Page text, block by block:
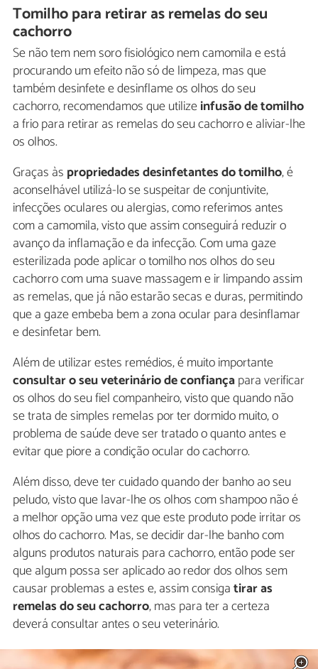
Tomilho para retirar as remelas do seu
cachorro
Se não tem nem soro fisiológico nem camomila e está
procurando um efeito não só de limpeza, mas que
também desinfete e desinflame os olhos do seu
cachorro, recomendamos que utilizeinfusão de tomilho
a frio para retirar as remelas do seu cachorro e aliviar-lhe
os olhos.
Graças às propriedades desinfetantes do tomilho, é
aconselhável utilizá-lo se suspeitar de conjuntivite,
infecções oculares ou alergias, como referimos antes
com a camomila, visto que assim conseguirá reduzir o
avanço da inflamação e da infecção. Com uma gaze
esterilizada pode aplicar o tomilho nos olhos do seu
cachorro com uma suave massagem e ir limpando assim
as remelas, que já não estarão secas e duras, permitindo
que a gaze embeba bem a zona ocular para desinflamar
e desinfetar bem.
Além de utilizar estes remédios, é muito importante
consultar o seu veterinário de confiançapara verificar
os olhos do seu fiel companheiro, visto que quando não
se trata de simples remelas por ter dormido muito, o
problema de saúde deve ser tratado o quanto antes e
evitar que piore a condição ocular do cachorro.
Além disso, deve ter cuidado quando der banho ao seu
peludo, visto que lavar-lhe os olhos com shampoo não é
a melhor opção uma vez que este produto pode irritar os
olhos do cachorro. Mas, se decidir dar-lhe banho com
alguns produtos naturais para cachorro, então pode ser
que algum possa ser aplicado ao redor dos olhos sem
causar problemas a estes e, assim consigatirar as
remelas do seu cachorro, mas para ter a certeza
deverá consultar antes o seu veterinário.